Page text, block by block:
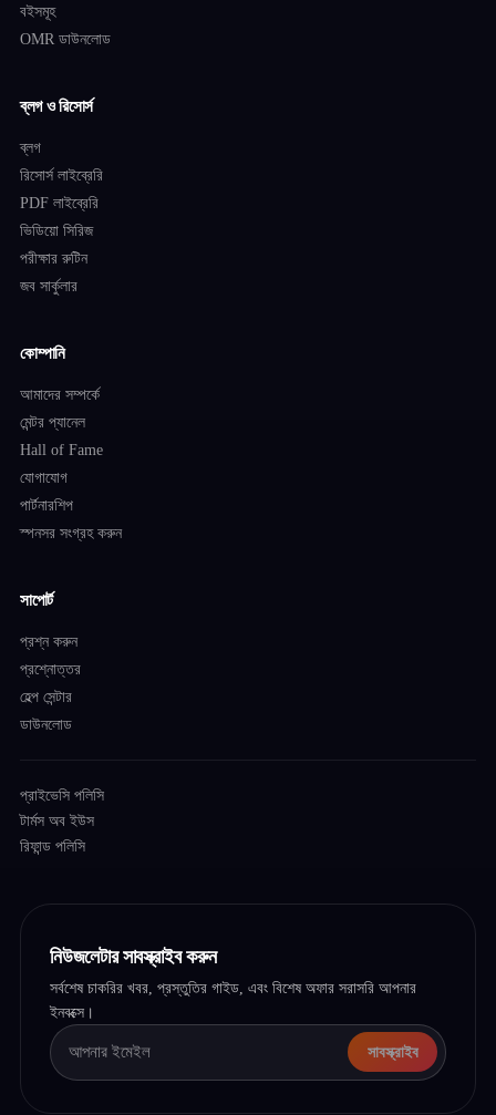
বইসমূহ
OMR ডাউনলোড
ব্লগ ও রিসোর্স
ব্লগ
রিসোর্স লাইব্রেরি
PDF লাইব্রেরি
ভিডিয়ো সিরিজ
পরীক্ষার রুটিন
জব সার্কুলার
কোম্পানি
আমাদের সম্পর্কে
মেন্টর প্যানেল
Hall of Fame
যোগাযোগ
পার্টনারশিপ
স্পনসর সংগ্রহ করুন
সাপোর্ট
প্রশ্ন করুন
প্রশ্নোত্তর
হেল্প সেন্টার
ডাউনলোড
প্রাইভেসি পলিসি
টার্মস অব ইউস
রিফান্ড পলিসি
নিউজলেটার সাবস্ক্রাইব করুন
সর্বশেষ চাকরির খবর, প্রস্তুতির গাইড, এবং বিশেষ অফার সরাসরি আপনার
ইনবক্সে।
সাবস্ক্রাইব